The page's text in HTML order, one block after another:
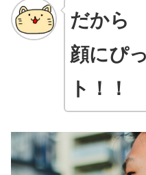
だから
顔にぴ
ト！
！